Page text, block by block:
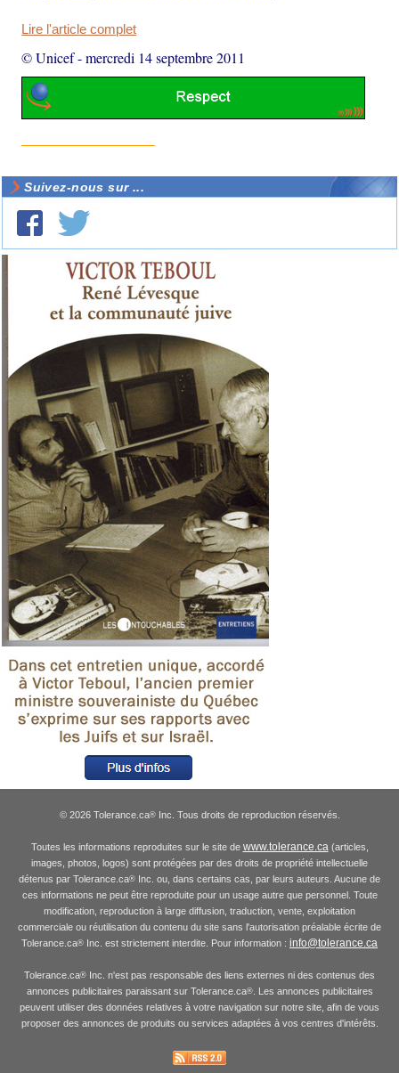
Lire l'article complet
© Unicef-mercredi 14 septembre 2011
Suivez-nous sur ...
© 2026 Tolerance.ca®Inc. Tous droits de reproduction réservés.
Toutes les informations reproduites sur le site de www.tolerance.ca (articles,
images, photos, logos) sont protégées par des droits de propriété intellectuelle
détenus par Tolerance.ca® Inc. ou, dans certains cas, par leurs auteurs. Aucune de
ces informations ne peut être reproduite pour un usage autre que personnel. Toute
modification, reproduction à large diffusion, traduction, vente, exploitation
commerciale ou réutilisation du contenu du site sans l'autorisation préalable écrite de
Tolerance.ca® Inc. est strictement interdite. Pour information : info@tolerance.ca
Tolerance.ca® Inc. n'est pas responsable des liens externes ni des contenus des
annonces publicitaires paraissant sur Tolerance.ca®. Les annonces publicitaires
peuvent utiliser des données relatives à votre navigation sur notre site, afin de vous
proposer des annonces de produits ou services adaptées à vos centres d'intérêts.